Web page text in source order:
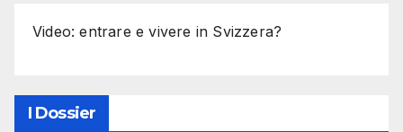
Video: entrare e vivere in Svizzera?
I Dossier